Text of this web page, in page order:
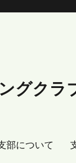
グクラ
部について